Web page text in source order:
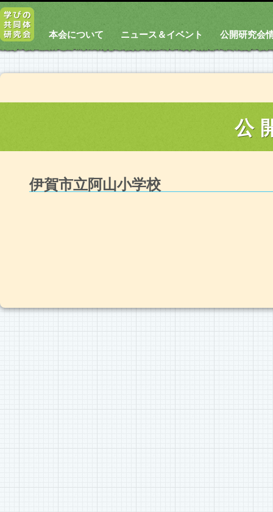
本会について ニュース＆イベント 公開研究会
公
伊賀市立阿山小学校